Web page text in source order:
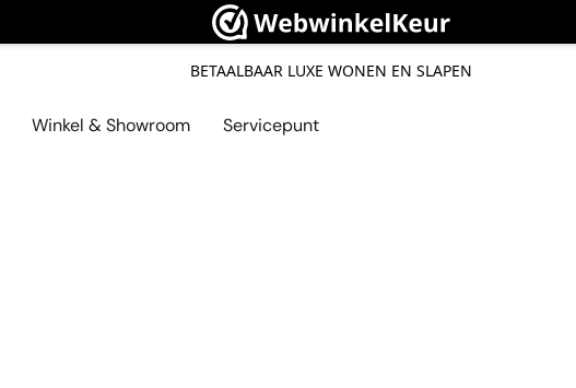
BETAALBAAR LUXE WONEN EN SLAPEN
Winkel & Showroom Servicepunt